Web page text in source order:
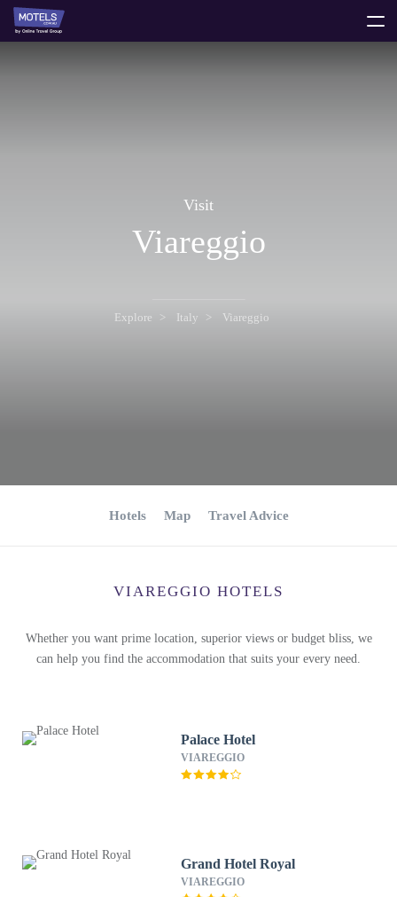
Visit
Viareggio
Explore Italy Viareggio
Hotels Map Travel Advice
VIAREGGIO HOTELS
Whether you want prime location, superior views or budget bliss, we
can help you find the accommodation that suits your every need.
Palace Hotel
VIAREGGIO
Grand Hotel Royal
VIAREGGIO